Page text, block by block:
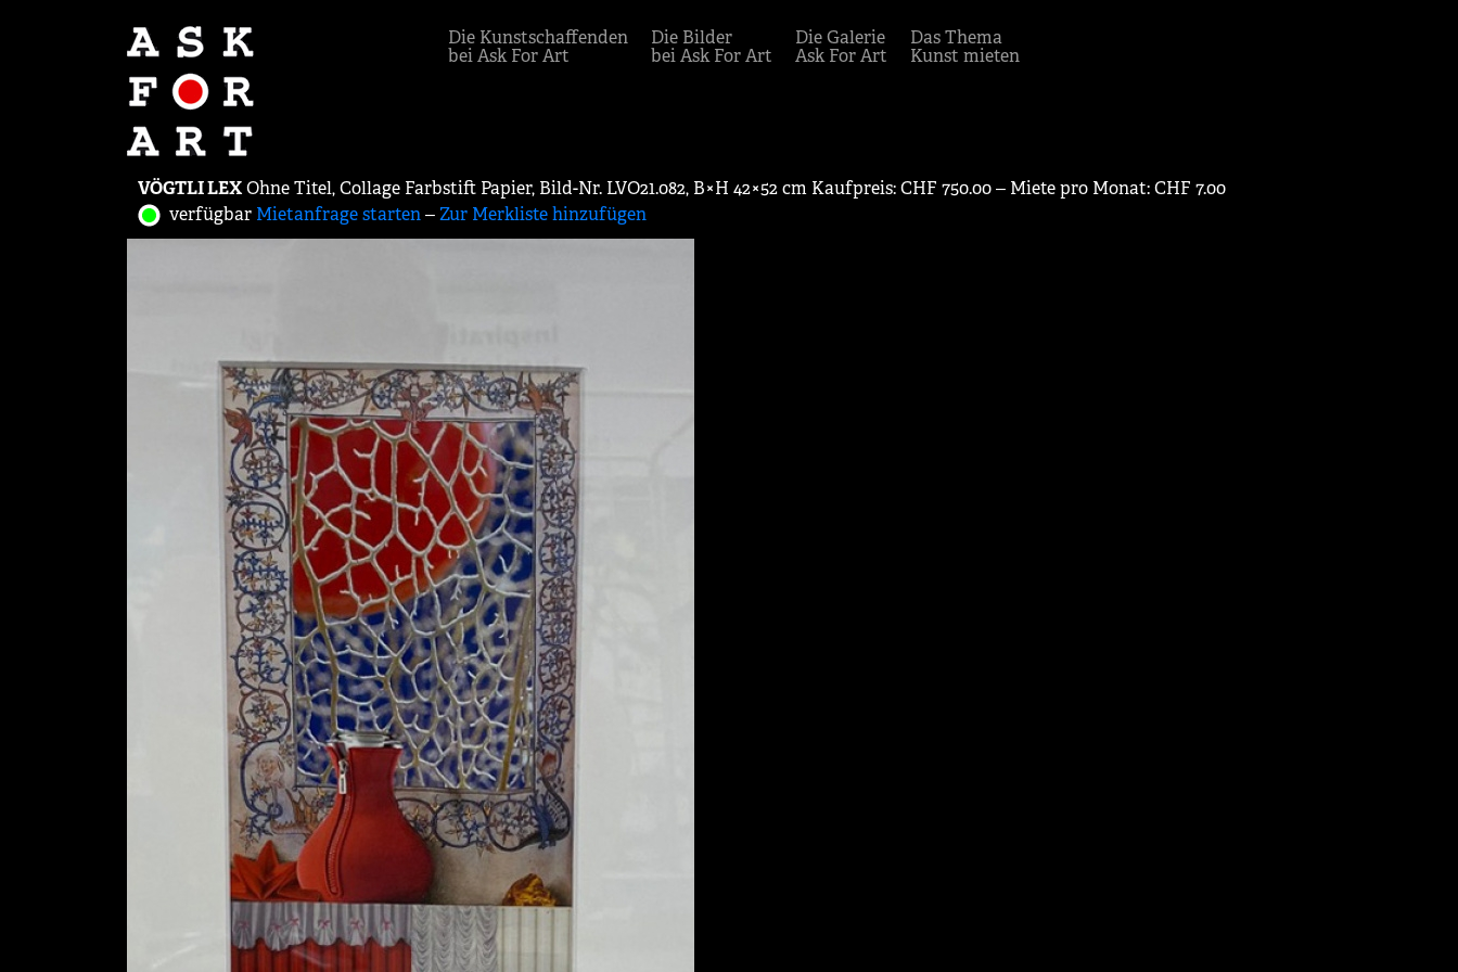
Die Kunstschaffenden
bei Ask For Art
Die Bilder
bei Ask For Art
Die Galerie
Ask For Art
Das Thema
Kunst mieten
VÖGTLI LEXOhne Titel, Collage Farbstift Papier, Bild-Nr. LVO21.082, B×H 42×52 cm Kaufpreis: CHF 750.00 ‒ Miete pro Monat: CHF 7.00
verfügbar Mietanfrage starten‒Zur Merkliste hinzufügen